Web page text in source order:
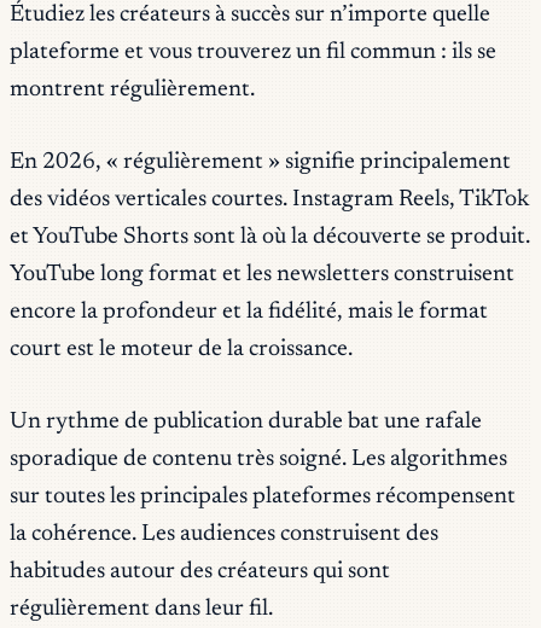
Étudiez les créateurs à succès sur n’importe quelle
plateforme et vous trouverez un fil commun : ils se
montrent régulièrement.
En 2026, « régulièrement » signifie principalement
des vidéos verticales courtes. Instagram Reels, TikTok
et YouTube Shorts sont là où la découverte se produit.
YouTube long format et les newsletters construisent
encore la profondeur et la fidélité, mais le format
court est le moteur de la croissance.
Un rythme de publication durable bat une rafale
sporadique de contenu très soigné. Les algorithmes
sur toutes les principales plateformes récompensent
la cohérence. Les audiences construisent des
habitudes autour des créateurs qui sont
régulièrement dans leur fil.